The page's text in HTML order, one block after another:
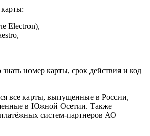
Electron),
номер карты, срок действия и код
все карты, выпущенные в России,
в Южной Осетии. Также
систем-партнеров АО